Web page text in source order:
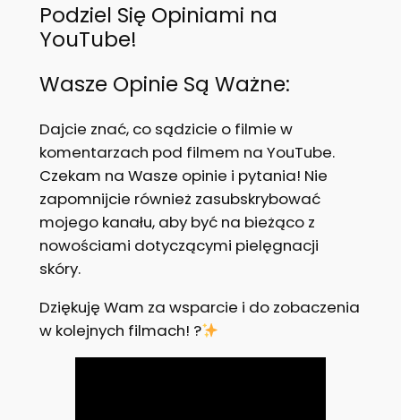
Podziel Się Opiniami na
YouTube!
Wasze Opinie Są Ważne:
Dajcie znać, co sądzicie o filmie w
komentarzach pod filmem na YouTube.
Czekam na Wasze opinie i pytania! Nie
zapomnijcie również zasubskrybować
mojego kanału, aby być na bieżąco z
nowościami dotyczącymi pielęgnacji
skóry.
Dziękuję Wam za wsparcie i do zobaczenia
w kolejnych filmach! ?